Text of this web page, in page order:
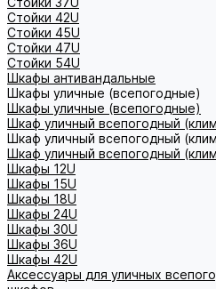
Стойки 42U
Стойки 45U
Стойки 47U
Стойки 54U
Шкафы антивандальные
Шкафы уличные (всепогодные)
Шкафы уличные (всепогодные)
Шкаф уличный всепогодный
Шкаф уличный всепогодный
Шкаф уличный всепогодный
Шкафы 12U
Шкафы 15U
Шкафы 18U
Шкафы 24U
Шкафы 30U
Шкафы 36U
Шкафы 42U
Аксессуары для уличных